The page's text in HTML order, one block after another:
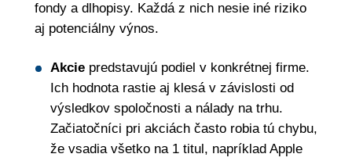
fondy a dlhopisy. Každá z nich nesie iné riziko
aj potenciálny výnos.
Akciepredstavujú podiel v konkrétnej firme.
Ich hodnota rastie aj klesá v závislosti od
výsledkov spoločnosti a nálady na trhu.
Začiatočníci pri akciách často robia tú chybu,
že vsadia všetko na 1 titul, napríklad Apple